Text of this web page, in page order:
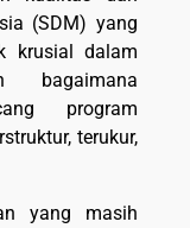
(SDM) yang
krusial dalam
bagaimana
program
terukur,
yang masih